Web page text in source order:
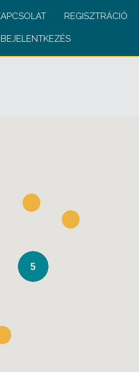
REGISZTRÁCIÓ
BEJELENTKEZÉS
5